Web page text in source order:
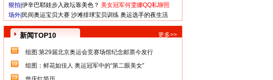
狠拍| 伊辛巴耶娃步入政坛靠美色？ 美女冠军何雯娜QQ私聊照
场外| 民间奥运宝贝大赛 沙滩排球宝贝训练 奥运选手的夜生活
新闻TOP10 更多>>
组图:第29届北京奥运会竞赛场馆纪念邮票今发行
组图：鲜花如佳人 奥运冠军中的“第二眼美女”